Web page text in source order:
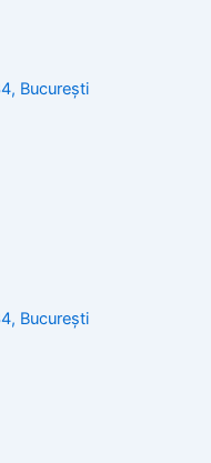
București
București